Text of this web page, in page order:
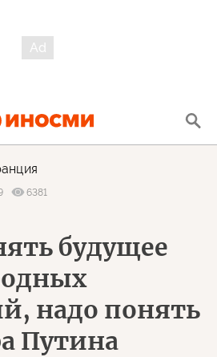
6381
будущее
надо понять
Путина